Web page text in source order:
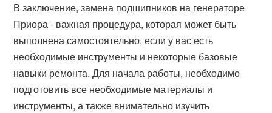
В заключение, замена подшипников на генераторе
Приора - важная процедура, которая может быть
выполнена самостоятельно, если у вас есть
необходимые инструменты и некоторые базовые
навыки ремонта. Для начала работы, необходимо
подготовить все необходимые материалы и
инструменты, а также внимательно изучить